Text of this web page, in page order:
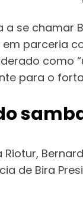
a se chamar
parceria
como
para o
de Bira